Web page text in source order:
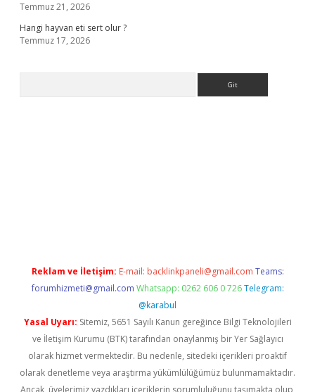
Temmuz 21, 2026
Hangi hayvan eti sert olur ?
Temmuz 17, 2026
Reklam ve İletişim: E-mail: backlinkpaneli@gmail.com Teams:
forumhizmeti@gmail.com Whatsapp: 0262 606 0 726 Telegram:
@karabul
Yasal Uyarı: Sitemiz, 5651 Sayılı Kanun gereğince Bilgi Teknolojileri
ve İletişim Kurumu (BTK) tarafından onaylanmış bir Yer Sağlayıcı
olarak hizmet vermektedir. Bu nedenle, sitedeki içerikleri proaktif
olarak denetleme veya araştırma yükümlülüğümüz bulunmamaktadır.
Ancak, üyelerimiz yazdıkları içeriklerin sorumluluğunu taşımakta olup,